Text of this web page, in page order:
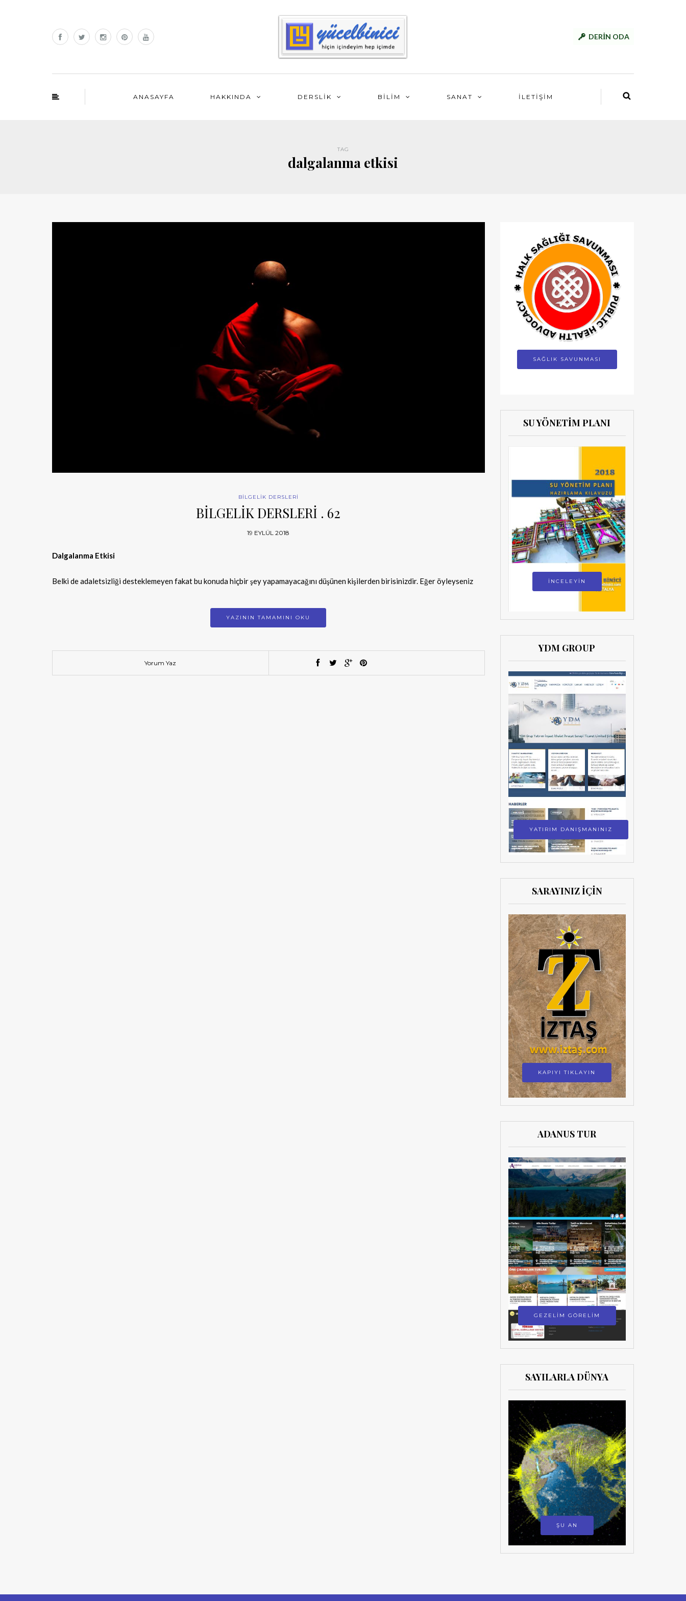
DERİN ODA
ANASAYFA HAKKINDA DERSLİK BİLİM SANAT İLETİŞİM
TAG
dalgalanma etkisi
BİLGELİK DERSLERİ
BİLGELİK DERSLERİ . 62
19 EYLÜL 2018
Dalgalanma Etkisi
Belki de adaletsizliği desteklemeyen fakat bu konuda hiçbir şey yapamayacağını düşünen kişilerden birisinizdir. Eğer öyleyseniz
YAZININ TAMAMINI OKU
Yorum Yaz
SAĞLIK SAVUNMASI
SU YÖNETİM PLANI
İNCELEYİN
YDM GROUP
YATIRIM DANIŞMANINIZ
SARAYINIZ İÇİN
KAPIYI TIKLAYIN
ADANUS TUR
GEZELİM GÖRELİM
SAYILARLA DÜNYA
ŞU AN